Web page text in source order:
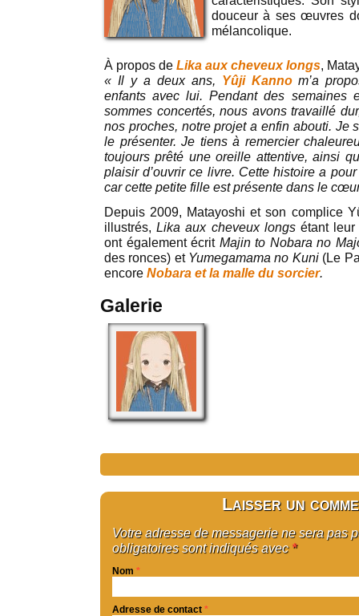
douceur à ses œuvres
mélancolique.
À propos de Lika aux cheveux longs,
« Il y a deux ans, Yûji Kannom’a
enfants avec lui. Pendant des semaines
sommes concertés, nous avons travaillé
nos proches, notre projet a enfin abouti. Je
le présenter. Je tiens à remercier
toujours prêté une oreille attentive, ainsi
plaisir d’ouvrir ce livre. Cette histoire a
car cette petite fille est présente dans le
Depuis 2009, Matayoshi et son complice
illustrés,Lika aux cheveux longsétant leur
ont également écrit Majin to Nobara no
des ronces) et Yumegamama no Kuni(Le
encore Nobara et la malle du sorcier.
Galerie
Laisser un
Votre adresse de messagerie ne sera pas
obligatoires sont indiqués avec *
Nom *
Adresse de contact *